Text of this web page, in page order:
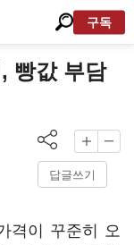
구독
빵값 부담
답글쓰기
격이 꾸준히 오